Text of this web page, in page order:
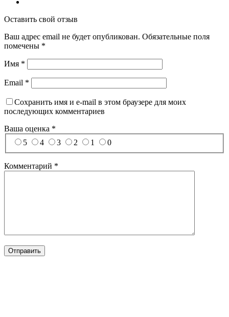
Оставить свой отзыв
Ваш адрес email не будет опубликован. Обязательные поля
помечены *
Имя *
Email *
Сохранить имя и e-mail в этом браузере для моих
последующих комментариев
Ваша оценка *
5
4 3 2 1 0
Комментарий *
Отправить